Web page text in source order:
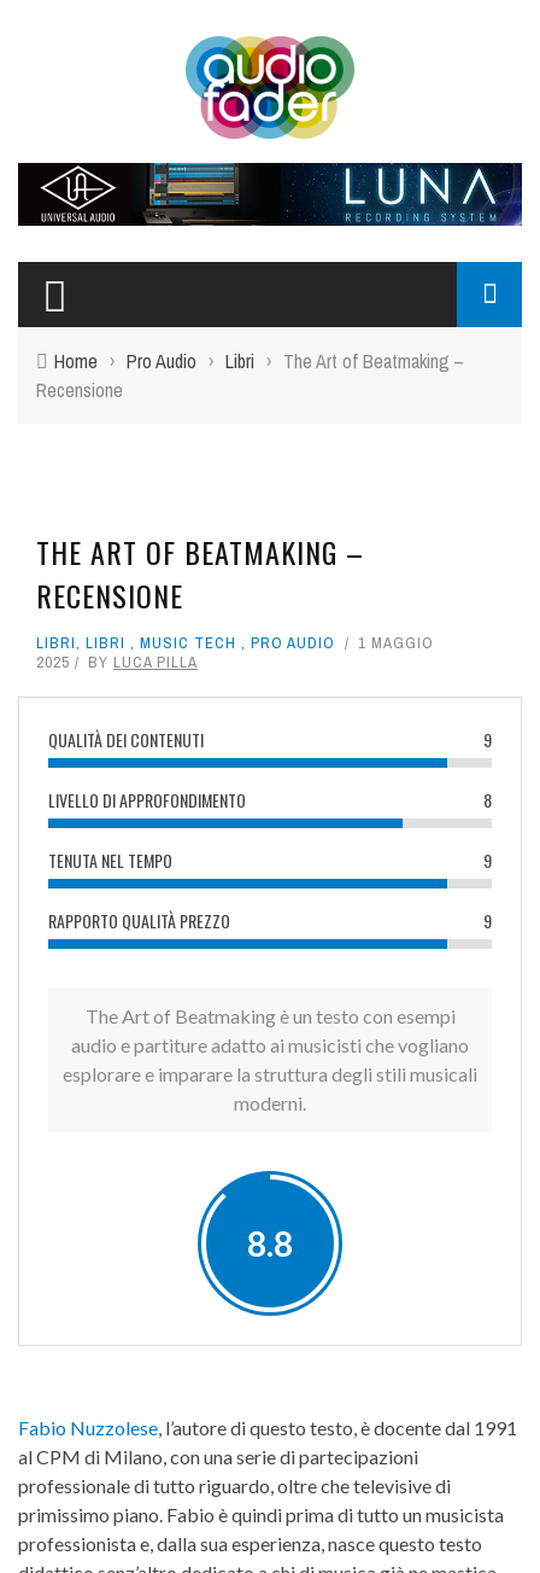
Home › Pro Audio › Libri › The Art of Beatmaking –
Recensione
THE ART OF BEATMAKING –
RECENSIONE
LIBRI, LIBRI , MUSIC TECH , PRO AUDIO
1 MAGGIO
2025
BY LUCA PILLA
QUALITÀ DEI CONTENUTI 9
LIVELLO DI APPROFONDIMENTO 8
TENUTA NEL TEMPO 9
RAPPORTO QUALITÀ PREZZO 9
The Art of Beatmaking è un testo con esempi
audio e partiture adatto ai musicisti che vogliano
esplorare e imparare la struttura degli stili musicali
moderni.
8.8
Fabio Nuzzolese , l’autore di questo testo, è docente dal 1991
al CPM di Milano, con una serie di partecipazioni
professionale di tutto riguardo, oltre che televisive di
primissimo piano. Fabio è quindi prima di tutto un musicista
professionista e, dalla sua esperienza, nasce questo testo